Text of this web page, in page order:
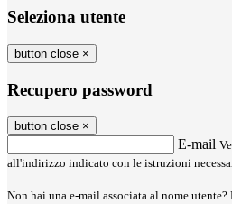
Seleziona utente
button close ×
Recupero password
button close ×
E-mail
all'indirizzo indicato con le istruzioni
Non hai una e-mail associata al nome